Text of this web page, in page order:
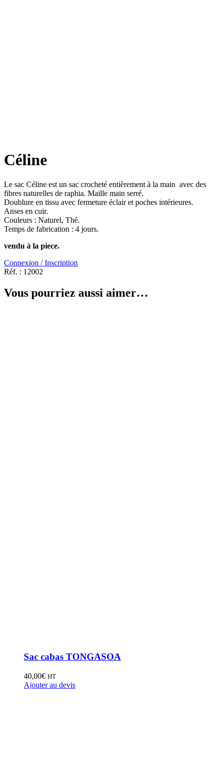
Céline
Le sac Céline est un sac crocheté entièrement à la main avec des
fibres naturelles de raphia. Maille main serré.
Doublure en tissu avec fermeture éclair et poches intérieures.
Anses en cuir.
Couleurs : Naturel, Thé.
Temps de fabrication : 4 jours.
vendu à la piece.
Connexion / Inscription
Réf. : 12002
Vous pourriez aussi aimer…
Sac cabas TONGASOA
40,00€ HT
Ajouter au devis